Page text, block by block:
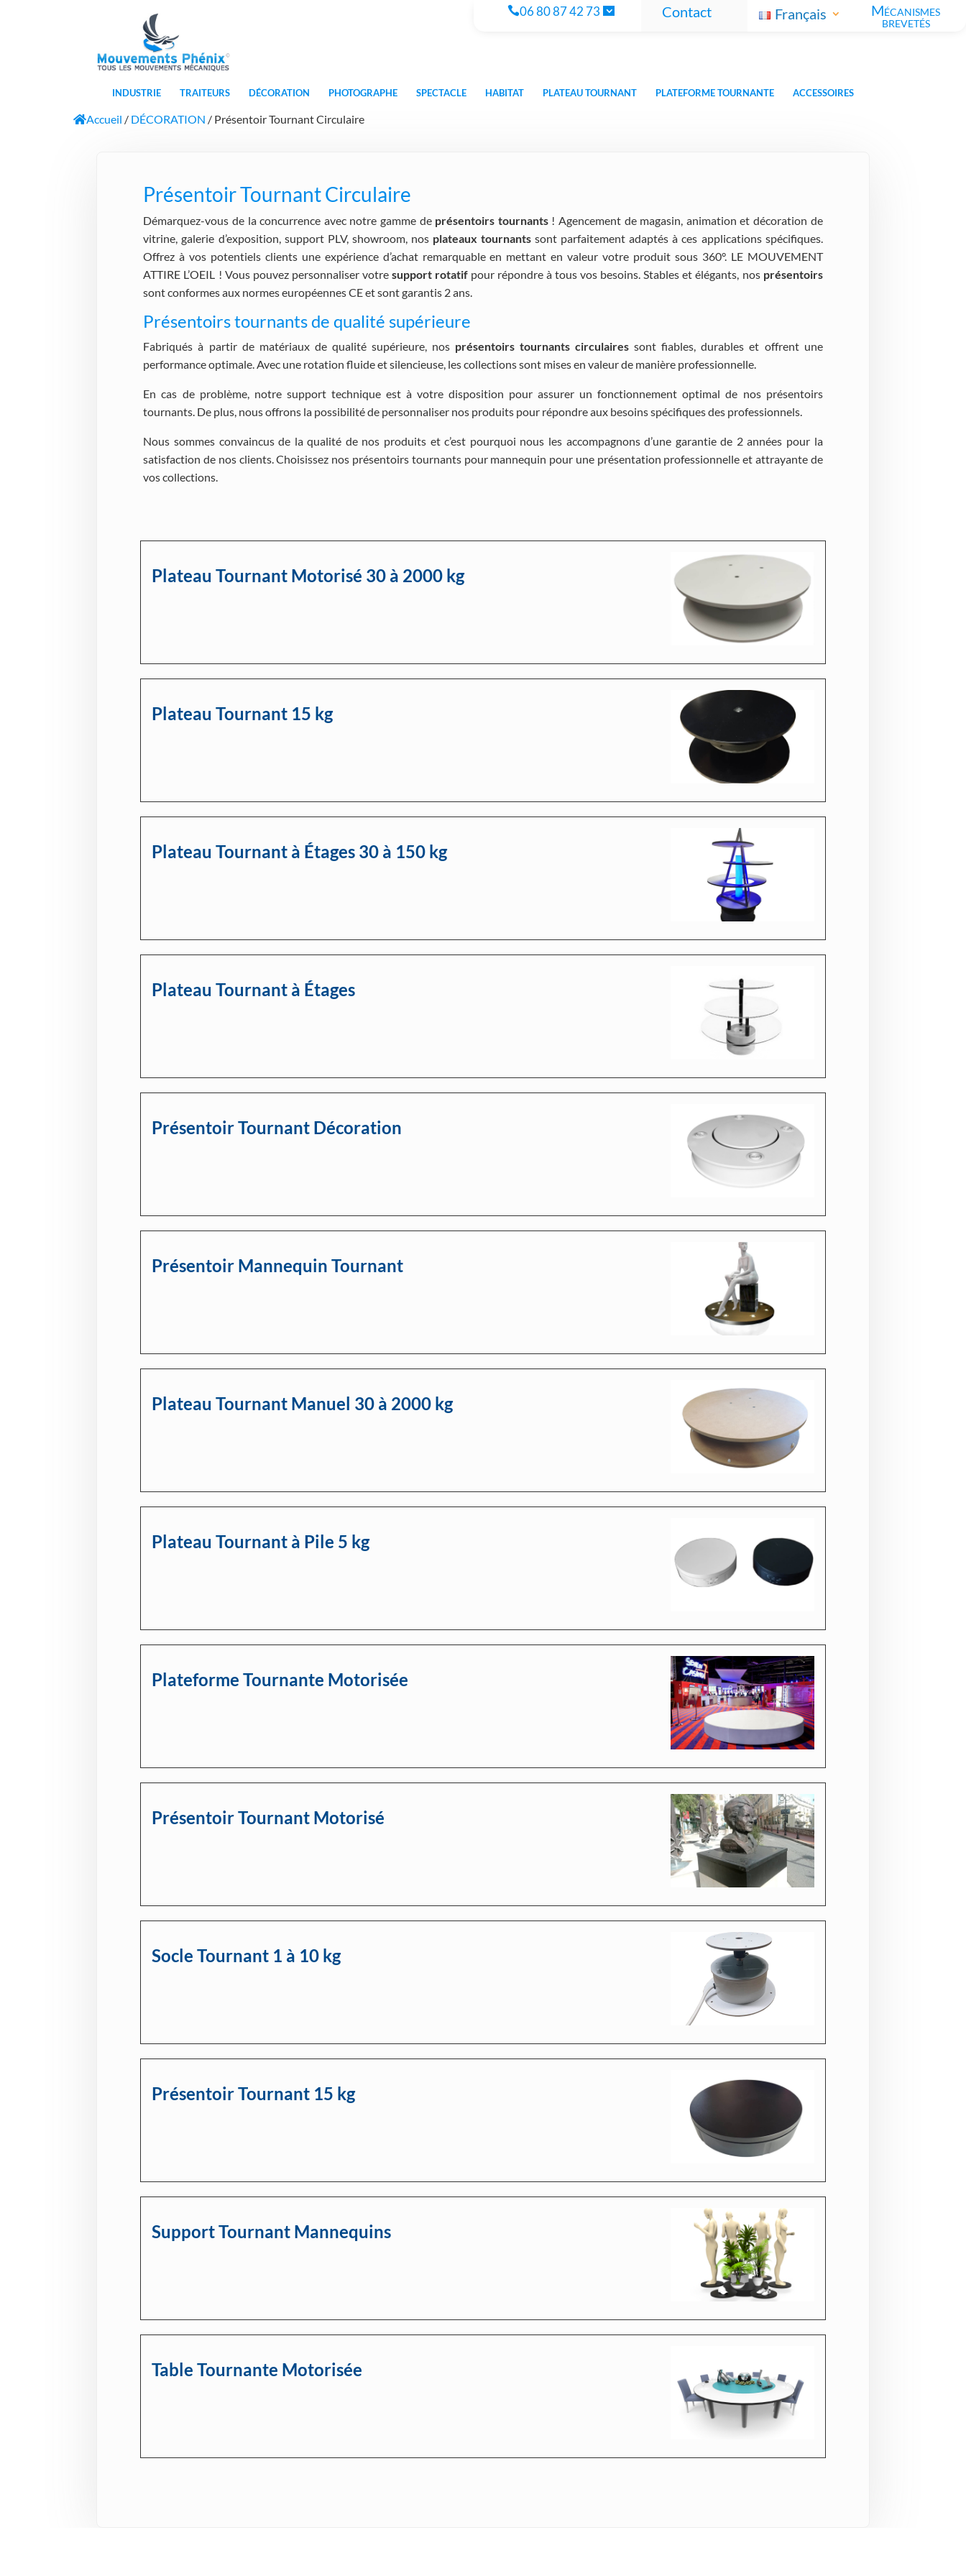
06 80 87 42 73 Contact Français Mécanismes
brevetés
INDUSTRIE TRAITEURS DÉCORATION PHOTOGRAPHE SPECTACLE HABITAT PLATEAU TOURNANT PLATEFORME TOURNANTE ACCESSOIRES
Accueil / DÉCORATION / Présentoir Tournant Circulaire
Présentoir Tournant Circulaire
Démarquez-vous de la concurrence avec notre gamme de présentoirs tournants! Agencement de magasin, animation et décoration de
vitrine, galerie d’exposition, support PLV, showroom, nos plateaux tournants sont parfaitement adaptés à ces applications spécifiques.
Offrez à vos potentiels clients une expérience d’achat remarquable en mettant en valeur votre produit sous 360°. LE MOUVEMENT
ATTIRE L’OEIL ! Vous pouvez personnaliser votre support rotatifpour répondre à tous vos besoins. Stables et élégants, nos présentoirs
sont conformes aux normes européennes CE et sont garantis 2 ans.
Présentoirs tournants de qualité supérieure
Fabriqués à partir de matériaux de qualité supérieure, nos présentoirs tournants circulaires sont fiables, durables et offrent une
performance optimale. Avec une rotation fluide et silencieuse, les collections sont mises en valeur de manière professionnelle.
En cas de problème, notre support technique est à votre disposition pour assurer un fonctionnement optimal de nos présentoirs
tournants. De plus, nous offrons la possibilité de personnaliser nos produits pour répondre aux besoins spécifiques des professionnels.
Nous sommes convaincus de la qualité de nos produits et c’est pourquoi nous les accompagnons d’une garantie de 2 années pour la
satisfaction de nos clients. Choisissez nos présentoirs tournants pour mannequin pour une présentation professionnelle et attrayante de
vos collections.
Plateau Tournant Motorisé 30 à 2000 kg
Plateau Tournant 15 kg
Plateau Tournant à Étages 30 à 150 kg
Plateau Tournant à Étages
Présentoir Tournant Décoration
Présentoir Mannequin Tournant
Plateau Tournant Manuel 30 à 2000 kg
Plateau Tournant à Pile 5 kg
Plateforme Tournante Motorisée
Présentoir Tournant Motorisé
Socle Tournant 1 à 10 kg
Présentoir Tournant 15 kg
Support Tournant Mannequins
Table Tournante Motorisée